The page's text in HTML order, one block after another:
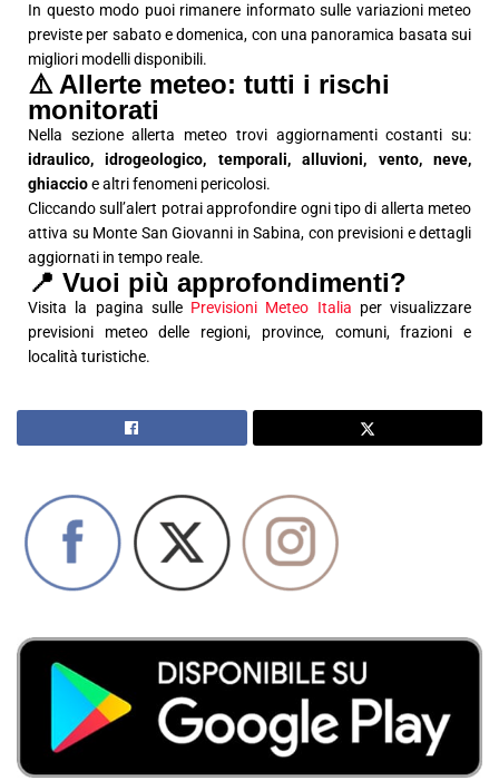
In questo modo puoi rimanere informato sulle variazioni meteo
previste per sabato e domenica, con una panoramica basata sui
migliori modelli disponibili.
⚠️ Allerte meteo: tutti i rischi
monitorati
Nella sezione allerta meteo trovi aggiornamenti costanti su:
idraulico, idrogeologico, temporali, alluvioni, vento, neve,
ghiaccioe altri fenomeni pericolosi.
Cliccando sull’alert potrai approfondire ogni tipo di allerta meteo
attiva su Monte San Giovanni in Sabina, con previsioni e dettagli
aggiornati in tempo reale.
📍 Vuoi più approfondimenti?
Visita la pagina sulle Previsioni Meteo Italia per visualizzare
previsioni meteo delle regioni, province, comuni, frazioni e
località turistiche.